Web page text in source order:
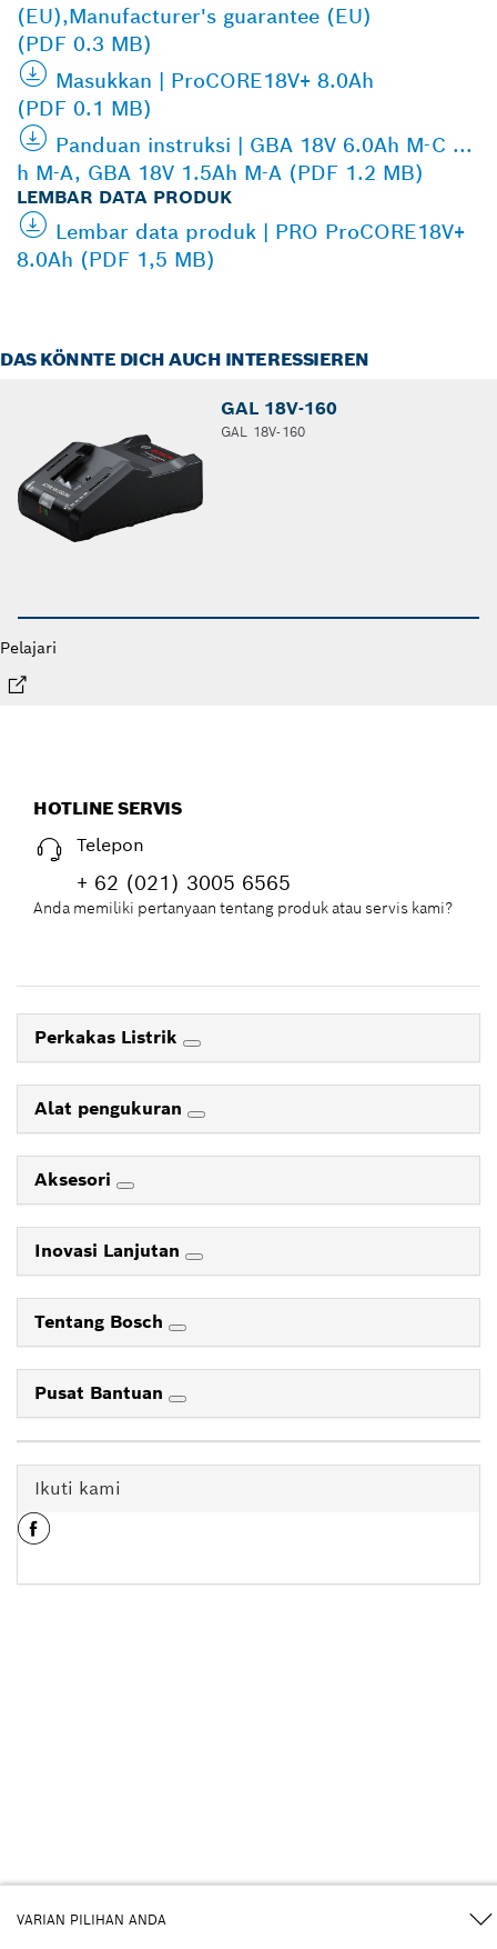
VARIAN PILIHAN ANDA
(EU),Manufacturer's guarantee (EU)
(PDF 0.3 MB)
Masukkan | ProCORE18V+ 8.0Ah
(PDF 0.1 MB)
Panduan instruksi | GBA 18V 6.0Ah M-C ...
h M-A, GBA 18V 1.5Ah M-A (PDF 1.2 MB)
LEMBAR DATA PRODUK
Lembar data produk | PRO ProCORE18V+
8.0Ah (PDF 1,5 MB)
DAS KÖNNTE DICH AUCH INTERESSIEREN
GAL 18V-160
GAL 18V-160
Pelajari
HOTLINE SERVIS
Telepon
+ 62 (021) 3005 6565
Anda memiliki pertanyaan tentang produk atau servis kami?
Perkakas Listrik
Alat pengukuran
Aksesori
Inovasi Lanjutan
Tentang Bosch
Pusat Bantuan
Ikuti kami